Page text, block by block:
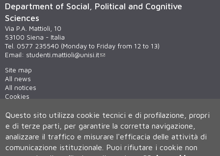
Department of Social, Political and Cognitive
Sciences
Via P.A. Mattioli, 10
53100 Siena - Italia
Tel. 0577 235540 (Monday to Friday from 12 to 13)
Email: studenti.mattioli@unisi.it
Site map
All news
All notices
Cookies
Questo sito utilizza cookie tecnici e di profilazione, propri
e di terze parti, per garantire la corretta navigazione,
analizzare il traffico e misurare l'efficacia delle attività di
comunicazione istituzionale. Puoi rifiutare i cookie non